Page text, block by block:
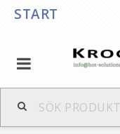
START